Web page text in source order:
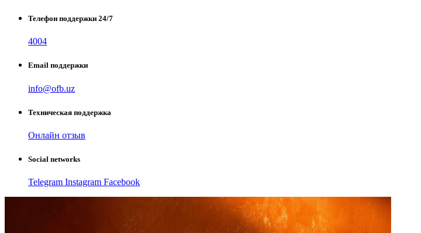
Телефон поддержки 24/7
4004
Email поддержки
info@ofb.uz
Техническая поддержка
Онлайн отзыв
Social networks
Telegram Instagram Facebook